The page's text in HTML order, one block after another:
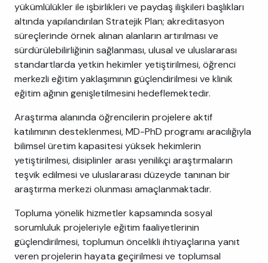
yükümlülükler ile işbirlikleri ve paydaş ilişkileri başlıkları
altında yapılandırılan Stratejik Plan; akreditasyon
süreçlerinde örnek alınan alanların artırılması ve
sürdürülebilirliğinin sağlanması, ulusal ve uluslararası
standartlarda yetkin hekimler yetiştirilmesi, öğrenci
merkezli eğitim yaklaşımının güçlendirilmesi ve klinik
eğitim ağının genişletilmesini hedeflemektedir.
Araştırma alanında öğrencilerin projelere aktif
katılımının desteklenmesi, MD-PhD programı aracılığıyla
bilimsel üretim kapasitesi yüksek hekimlerin
yetiştirilmesi, disiplinler arası yenilikçi araştırmaların
teşvik edilmesi ve uluslararası düzeyde tanınan bir
araştırma merkezi olunması amaçlanmaktadır.
Topluma yönelik hizmetler kapsamında sosyal
sorumluluk projeleriyle eğitim faaliyetlerinin
güçlendirilmesi, toplumun öncelikli ihtiyaçlarına yanıt
veren projelerin hayata geçirilmesi ve toplumsal